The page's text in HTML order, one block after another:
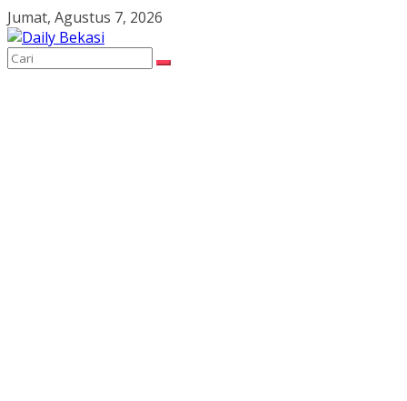
Skip
to
content
Jumat, Agustus 7, 2026